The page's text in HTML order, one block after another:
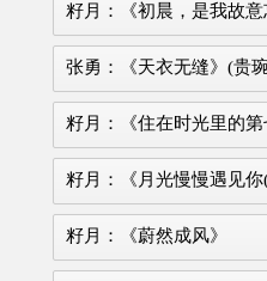
籽月：《初晨，是我故意
张勇：《天衣无缝》(贵
籽月：《住在时光里的第
籽月：《月光慢慢遇见你
籽月：《蔚然成风》